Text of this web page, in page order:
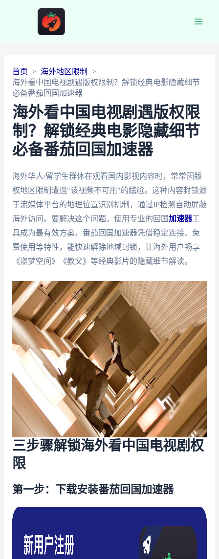
首页
海外地区限制
海外看中国电视剧遇版权限制？解锁经典电影隐藏细节
必备番茄回国加速器
海外看中国电视剧遇版权限
制？解锁经典电影隐藏细节
必备番茄回国加速器
海外华人/留学生群体在观看国内影视内容时，常常因版
权地区限制遭遇"该视频不可用"的尴尬。这种内容封锁源
于流媒体平台的地理位置识别机制，通过IP检测自动屏蔽
海外访问。要解决这个问题，使用专业的回国加速器工
具成为最有效方案，番茄回国加速器凭借稳定连接、免
费使用等特性，能快速解除地域封锁，让海外用户畅享
《盗梦空间》《教父》等经典影片的隐藏细节解读。
三步骤解锁海外看中国电视剧权
限
第一步：下载安装番茄回国加速器